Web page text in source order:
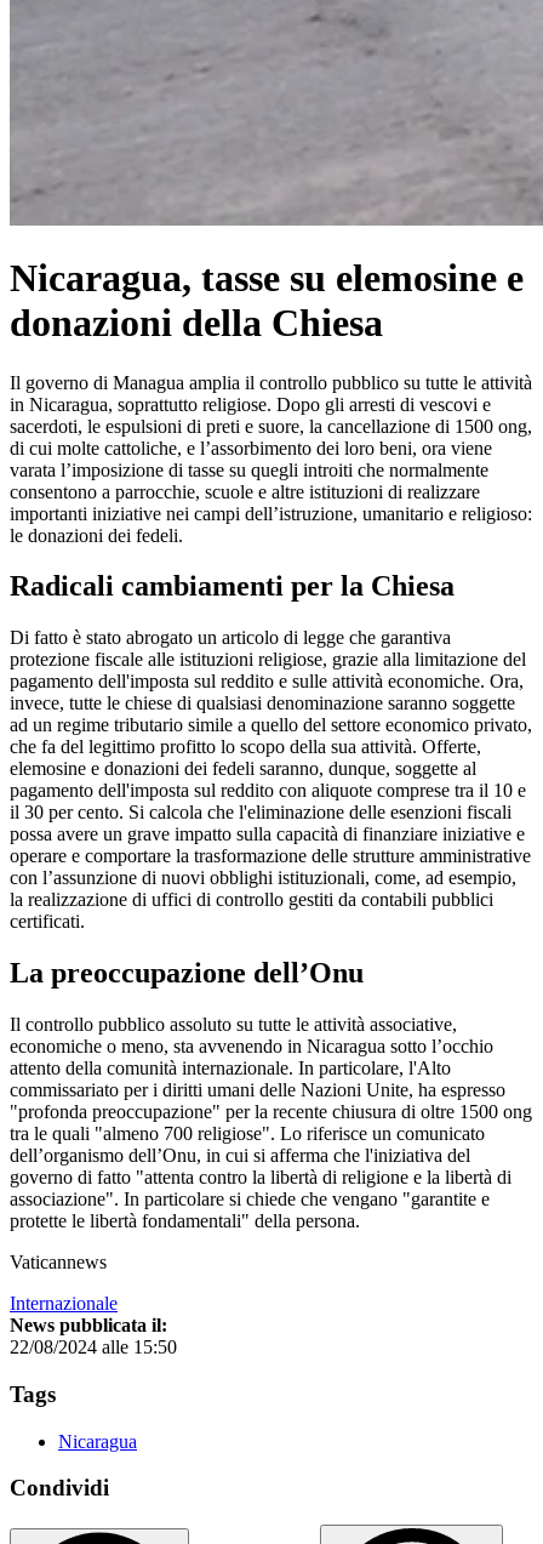
Nicaragua, tasse su elemosine e
donazioni della Chiesa
Il governo di Managua amplia il controllo pubblico su tutte le attività
in Nicaragua, soprattutto religiose. Dopo gli arresti di vescovi e
sacerdoti, le espulsioni di preti e suore, la cancellazione di 1500 ong,
di cui molte cattoliche, e l’assorbimento dei loro beni, ora viene
varata l’imposizione di tasse su quegli introiti che normalmente
consentono a parrocchie, scuole e altre istituzioni di realizzare
importanti iniziative nei campi dell’istruzione, umanitario e religioso:
le donazioni dei fedeli.
Radicali cambiamenti per la Chiesa
Di fatto è stato abrogato un articolo di legge che garantiva
protezione fiscale alle istituzioni religiose, grazie alla limitazione del
pagamento dell'imposta sul reddito e sulle attività economiche. Ora,
invece, tutte le chiese di qualsiasi denominazione saranno soggette
ad un regime tributario simile a quello del settore economico privato,
che fa del legittimo profitto lo scopo della sua attività. Offerte,
elemosine e donazioni dei fedeli saranno, dunque, soggette al
pagamento dell'imposta sul reddito con aliquote comprese tra il 10 e
il 30 per cento. Si calcola che l'eliminazione delle esenzioni fiscali
possa avere un grave impatto sulla capacità di finanziare iniziative e
operare e comportare la trasformazione delle strutture amministrative
con l’assunzione di nuovi obblighi istituzionali, come, ad esempio,
la realizzazione di uffici di controllo gestiti da contabili pubblici
certificati.
La preoccupazione dell’Onu
Il controllo pubblico assoluto su tutte le attività associative,
economiche o meno, sta avvenendo in Nicaragua sotto l’occhio
attento della comunità internazionale. In particolare, l'Alto
commissariato per i diritti umani delle Nazioni Unite, ha espresso
"profonda preoccupazione" per la recente chiusura di oltre 1500 ong
tra le quali "almeno 700 religiose". Lo riferisce un comunicato
dell’organismo dell’Onu, in cui si afferma che l'iniziativa del
governo di fatto "attenta contro la libertà di religione e la libertà di
associazione". In particolare si chiede che vengano "garantite e
protette le libertà fondamentali" della persona.
Vaticannews
Internazionale
News pubblicata il:
22/08/2024 alle 15:50
Tags
Nicaragua
Condividi